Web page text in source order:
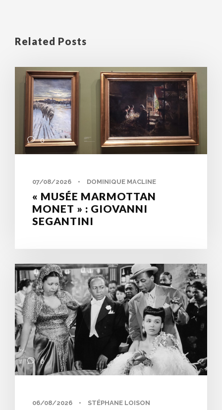
Related Posts
0
07/08/2026 • DOMINIQUE MACLINE
« MUSÉE MARMOTTAN
MONET » : GIOVANNI
SEGANTINI
0
06/08/2026 • STÉPHANE LOISON